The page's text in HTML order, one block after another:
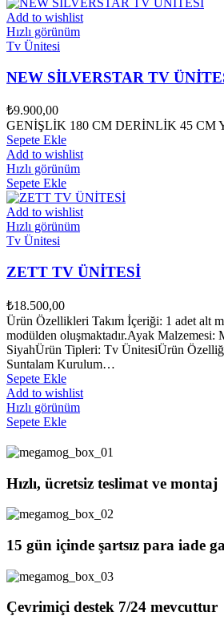
Add to wishlist
Hızlı görünüm
Tv Ünitesi
NEW SİLVERSTAR TV
₺9.900,00
GENİŞLİK 180 CM DERİNLİK 45
Sepete Ekle
Add to wishlist
Hızlı görünüm
Sepete Ekle
Add to wishlist
Hızlı görünüm
Tv Ünitesi
ZETT TV ÜNİTESİ
₺18.500,00
Ürün Özellikleri Takım İçeriği: 1 adet alt
modülden oluşmaktadır.Ayak Malzemesi:
SiyahÜrün Tipleri: Tv ÜnitesiÜrün
Suntalam Kurulum…
Sepete Ekle
Add to wishlist
Hızlı görünüm
Sepete Ekle
Hızlı, ücretsiz teslimat ve montaj
15 gün içinde şartsız para iade
Çevrimiçi destek 7/24 mevcuttur